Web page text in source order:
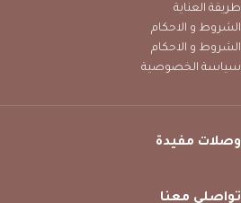
طريقة العناية
الشروط و الاحكام
الشروط و الاحكام
سياسة الخصوصية
وصلات مفيدة
تواصلي معنا